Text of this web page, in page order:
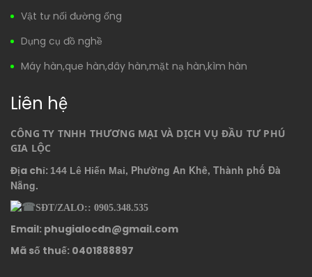
Vật tư nối đường ống
Dụng cụ đồ nghề
Máy hàn,que hàn,dây hàn,mặt nạ hàn,kìm hàn
Liên hệ
CÔNG TY TNHH THƯƠNG MẠI VÀ DỊCH VỤ ĐẦU TƯ PHÚ
GIA LỘC
Địa chỉ: 144 Lê Hiến Mai, Phường An Khê, Thành phố Đà
Nẵng.
SĐT/ZALO:: 0905.348.535
Email: phugialocdn@gmail.com
Mã số thuế: 0401888897